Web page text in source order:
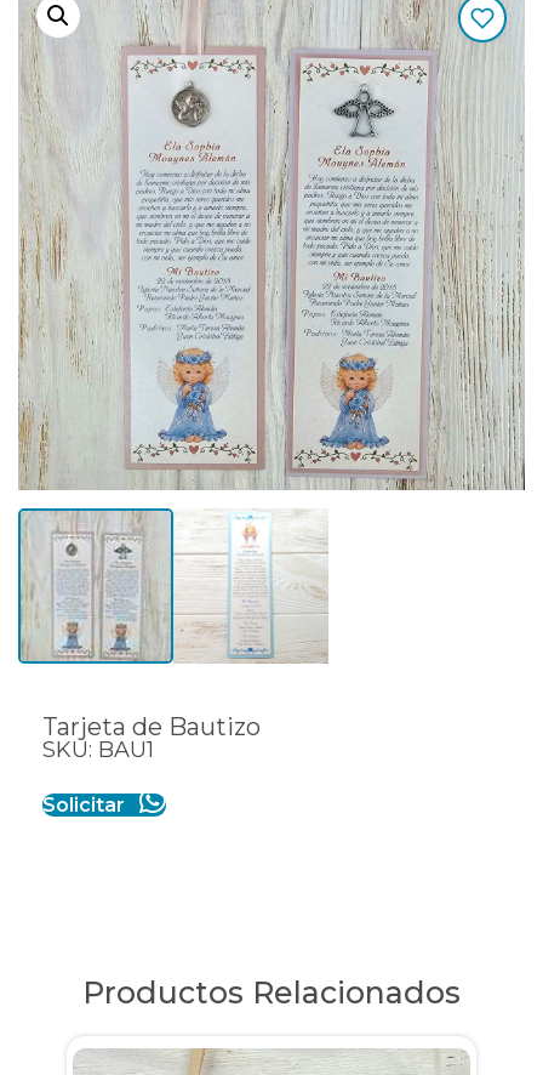
Tarjeta de Bautizo
SKU: BAU1
Solicitar
Productos Relacionados